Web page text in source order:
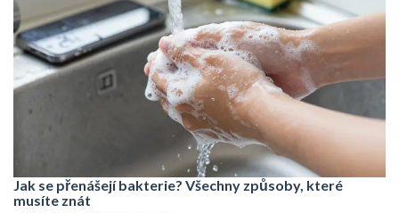
Jak se přenášejí bakterie? Všechny způsoby, které
musíte znát